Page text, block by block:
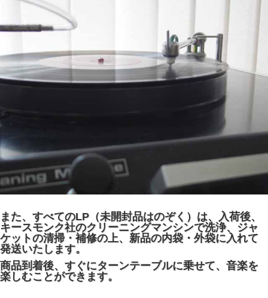
また、すべてのLP（未開封品はのぞく）は、入荷後、
キースモンク社のクリーニングマンシンで洗浄、ジャ
ケットの清掃・補修の上、新品の内袋・外袋に入れて
発送いたします。
商品到着後、すぐにターンテーブルに乗せて、音楽を
楽しむことができます。